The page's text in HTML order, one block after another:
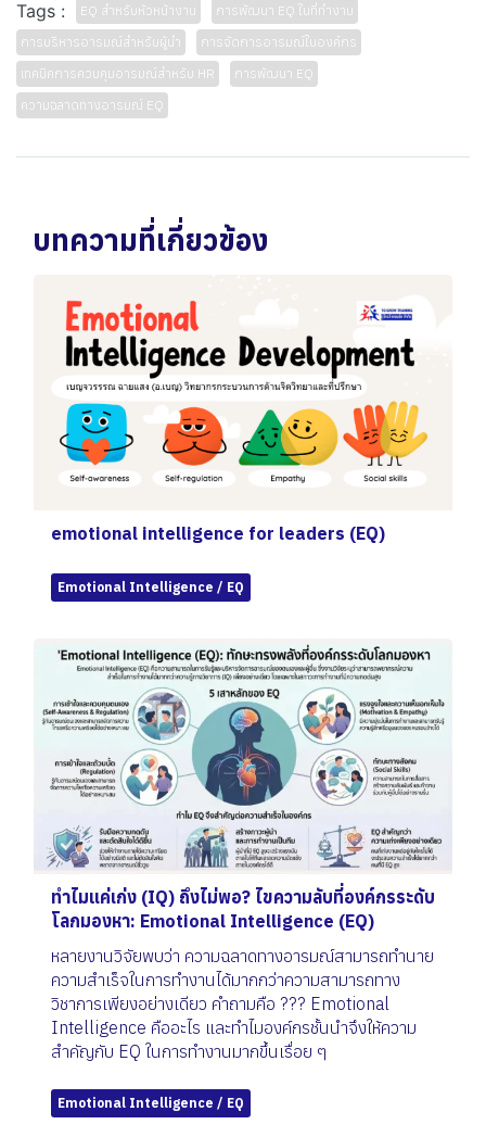
Tags : EQ สำหรับหัวหน้างาน
การพัฒนา EQ ในที่ทำงาน
การบริหารอารมณ์สำหรับผู้นำ
การจัดการอารมณ์ในองค์กร
เทคนิคการควบคุมอารมณ์สำหรับ HR
การพัฒนา EQ
ความฉลาดทางอารมณ์ EQ
บทความที่เกี่ยวข้อง
emotional intelligence for leaders (EQ)
Emotional Intelligence / EQ
ทำไมแค่เก่ง (IQ) ถึงไม่พอ? ไขความลับที่องค์กรระดับ
โลกมองหา: Emotional Intelligence (EQ)
หลายงานวิจัยพบว่า ความฉลาดทางอารมณ์สามารถทำนาย
ความสำเร็จในการทำงานได้มากกว่าความสามารถทาง
วิชาการเพียงอย่างเดียว คำถามคือ ??? Emotional
Intelligence คืออะไร และทำไมองค์กรชั้นนำจึงให้ความ
สำคัญกับ EQ ในการทำงานมากขึ้นเรื่อย ๆ
Emotional Intelligence / EQ